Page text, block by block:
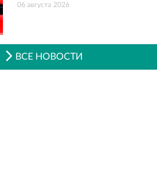
06 августа 2026
ВСЕ НОВОСТИ